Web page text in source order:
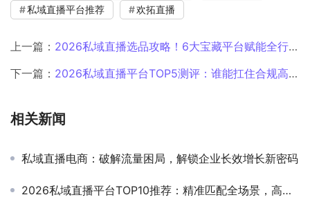
私域直播平台推荐
‌欢拓直播
上一篇： 2026私域直播选品攻略！6大宝藏平台赋能全行业，新手也能快速起量
下一篇： 2026私域直播平台TOP5测评：谁能扛住合规高压还能爆单？
相关新闻
私域直播电商：破解流量困局，解锁企业长效增长新密码
2026私域直播平台TOP10推荐：精准匹配全场景，高效沉淀私域资产